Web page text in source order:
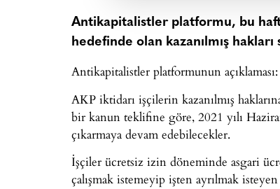
Antikapitalistler platformu, bu
hedefinde olan kazanılmış hakları
Antikapitalistler platformunun açıklaması:
AKP iktidarı işçilerin kazanılmış
bir kanun teklifine göre, 2021 yılı
çıkarmaya devam edebilecekler.
İşçiler ücretsiz izin döneminde asgari
çalışmak istemeyip işten ayrılmak